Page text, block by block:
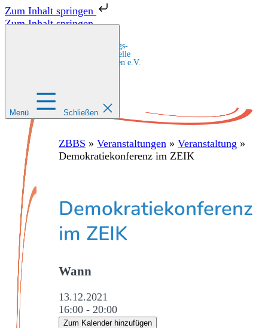
Zum Inhalt springen
Zum Inhalt springen
Zentrale Bildungs-
und Beratungsstelle
für Migrant:innen e.V.
Menü Schließen
ZBBS » Veranstaltungen » Veranstaltung »
Demokratiekonferenz im ZEIK
Demokratiekonferenz
im ZEIK
Wann
13.12.2021
16:00 - 20:00
Zum Kalender hinzufügen